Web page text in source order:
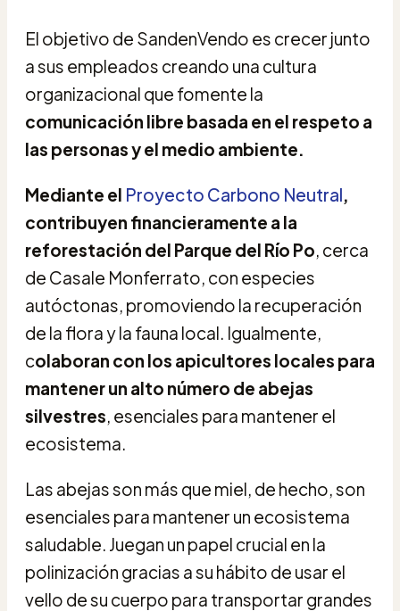
El objetivo de SandenVendo es crecer junto
a sus empleados creando una cultura
organizacional que fomente la
comunicación libre basada en el respeto a
las personas y el medio ambiente.
Mediante el Proyecto Carbono Neutral,
contribuyen financieramente a la
reforestación del Parque del Río Po, cerca
de Casale Monferrato, con especies
autóctonas, promoviendo la recuperación
de la flora y la fauna local. Igualmente,
colaboran con los apicultores locales para
mantener un alto número de abejas
silvestres, esenciales para mantener el
ecosistema.
Las abejas son más que miel, de hecho, son
esenciales para mantener un ecosistema
saludable. Juegan un papel crucial en la
polinización gracias a su hábito de usar el
vello de su cuerpo para transportar grandes